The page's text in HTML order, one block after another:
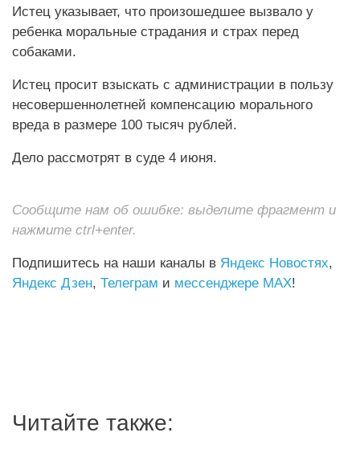
Истец указывает, что произошедшее вызвало у
ребенка моральные страдания и страх перед
собаками.
Истец просит взыскать с администрации в пользу
несовершеннолетней компенсацию морального
вреда в размере 100 тысяч рублей.
Дело рассмотрят в суде 4 июня.
Сообщите нам об ошибке: выделите фрагмент и
нажмите ctrl+enter.
Подпишитесь на наши каналы в Яндекс Новостях,
Яндекс Дзен, Телеграм и мессенджере MAX!
Читайте также: